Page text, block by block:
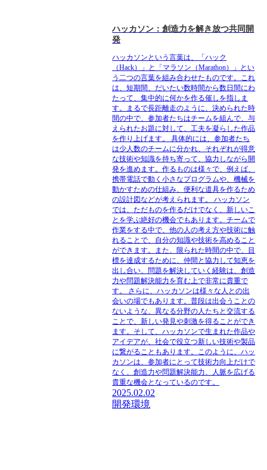
ハッカソン：創造力を解き放つ共同開
発
ハッカソンという言葉は、「ハック
（Hack）」と「マラソン（Marathon）」とい
う二つの言葉を組み合わせたものです。これ
は、短期間、だいたい数時間から数日間にわ
たって、集中的に何かを作る催しを指しま
す。まるで長距離走のように、決められた時
間の中で、参加者たちはチームを組んで、与
えられたお題に対して、工夫を凝らした作品
を作り上げます。 具体的には、参加者たち
は少人数のチームに分かれ、それぞれが得意
な技術や知識を持ち寄って、協力しながら開
発を進めます。作るものは様々で、例えば、
携帯電話で動く小さなプログラムや、機械を
動かすための仕組み、便利な道具を作るため
の設計図などが考えられます。 ハッカソン
では、ただものを作るだけでなく、新しいこ
とを学ぶ絶好の機会でもあります。チームで
作業をする中で、他の人の考え方や技術に触
れることで、自分の知識や技術を高めること
ができます。また、限られた時間の中で、目
標を達成するために、仲間と協力して知恵を
出し合い、問題を解決していく経験は、創造
力や問題解決能力を育む上で非常に貴重で
す。 さらに、ハッカソンは様々な人との出
会いの場でもあります。普段は出会うことの
ないような、異なる分野の人たちと交流する
ことで、新しい発見や刺激を得ることができ
ます。そして、ハッカソンで生まれた作品や
アイデアが、社会で役立つ新しい技術や製品
に繋がることもあります。このように、ハッ
カソンは、参加者にとって技術力向上だけで
なく、創造力や問題解決能力、人脈を広げる
貴重な機会となっているのです。
2025.02.02
開発環境